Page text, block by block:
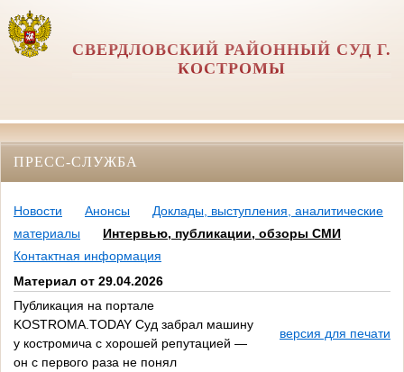
СВЕРДЛОВСКИЙ РАЙОННЫЙ СУД Г.
КОСТРОМЫ
ПРЕСС-СЛУЖБА
Новости Анонсы
Доклады, выступления, аналитические
материалы
Интервью, публикации, обзоры СМИ
Контактная информация
Материал от 29.04.2026
Публикация на портале
KOSTROMA.TODAY Суд забрал машину
у костромича с хорошей репутацией —
он с первого раза не понял
версия для печати